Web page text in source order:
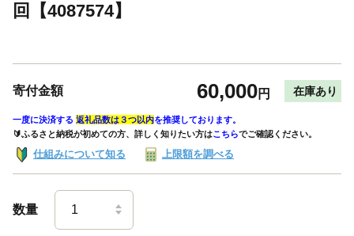
回【4087574】
寄付金額 60,000円 在庫あり
一度に決済する 返礼品数は３つ以内を推奨しております。
🔰ふるさと納税が初めての方、詳しく知りたい方はこちらでご確認ください。
仕組みについて知る 上限額を調べる
数量